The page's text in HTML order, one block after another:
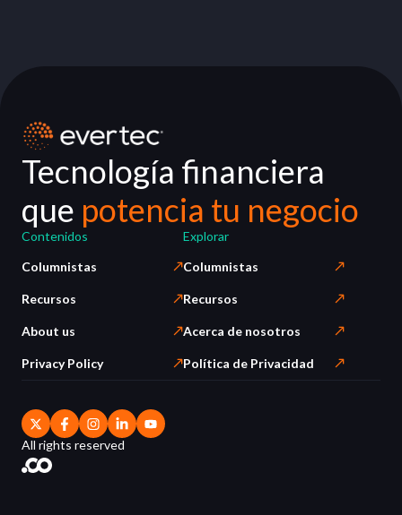
Tecnología financiera
que potencia tu negocio
Contenidos
Columnistas
Recursos
About us
Privacy Policy
Explorar
Columnistas
Recursos
Acerca de nosotros
Política de Privacidad
All rights reserved